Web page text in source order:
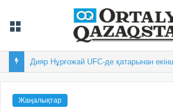
Дияр Нұрғожай UFC-де қатарынан
Жаңалықтар